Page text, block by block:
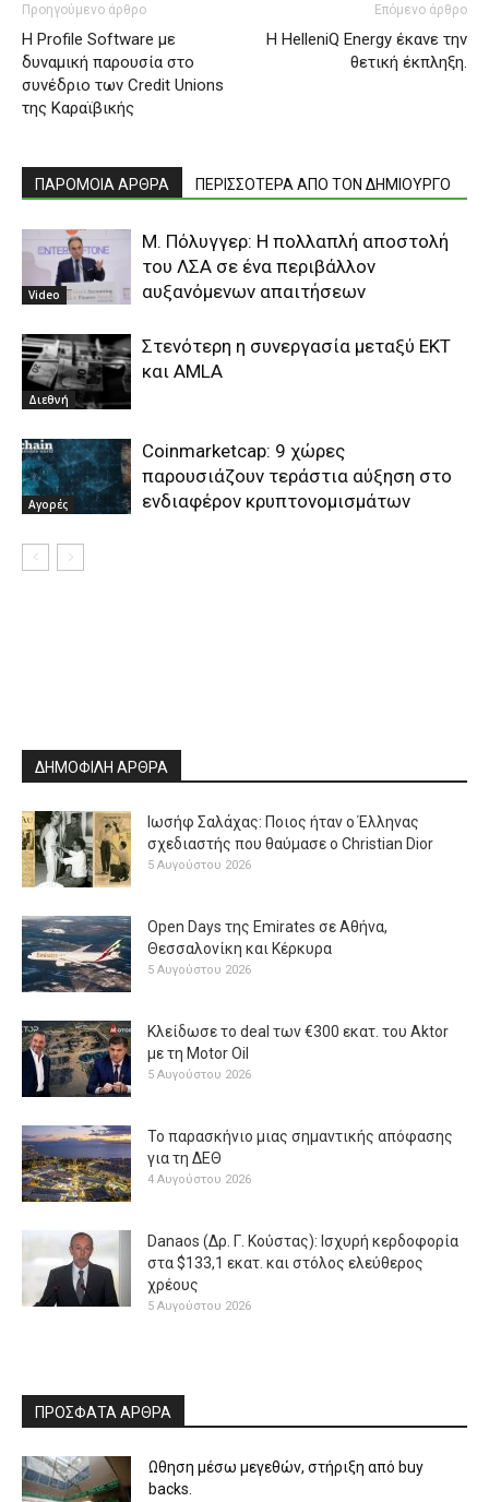
Προηγούμενο άρθρο
Η Profile Software με
δυναμική παρουσία στο
συνέδριο των Credit Unions
της Καραϊβικής
Επόμενο άρθρο
Η HelleniQ Energy έκανε την
θετική έκπληξη.
ΠΑΡΟΜΟΙΑ ΑΡΘΡΑ ΠΕΡΙΣΣΟΤΕΡΑ ΑΠΟ ΤΟΝ ΔΗΜΙΟΥΡΓΟ
Video
Μ. Πόλυγγερ: Η πολλαπλή αποστολή
του ΛΣΑ σε ένα περιβάλλον
αυξανόμενων απαιτήσεων
Διεθνή
Στενότερη η συνεργασία μεταξύ EKT
και AMLA
Αγορές
Coinmarketcap: 9 χώρες
παρουσιάζουν τεράστια αύξηση στο
ενδιαφέρον κρυπτονομισμάτων
ΔΗΜΟΦΙΛΗ ΑΡΘΡΑ
Ιωσήφ Σαλάχας: Ποιος ήταν ο Έλληνας
σχεδιαστής που θαύμασε ο Christian Dior
5 Αυγούστου 2026
Open Days της Emirates σε Αθήνα,
Θεσσαλονίκη και Κέρκυρα
5 Αυγούστου 2026
Κλείδωσε το deal των €300 εκατ. του Aktor
με τη Μotor Oil
5 Αυγούστου 2026
Το παρασκήνιο μιας σημαντικής απόφασης
για τη ΔΕΘ
4 Αυγούστου 2026
Danaos (Δρ. Γ. Κούστας): Ισχυρή κερδοφορία
στα $133,1 εκατ. και στόλος ελεύθερος
χρέους
5 Αυγούστου 2026
ΠΡΟΣΦΑΤΑ ΑΡΘΡΑ
Ωθηση μέσω μεγεθών, στήριξη από buy
backs.